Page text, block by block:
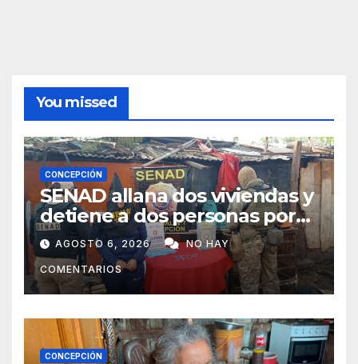
You missed
CONCEPCIÓN
SENAD allana dos viviendas y
detiene a dos personas por
presunto microtráfico en
Concepción
AGOSTO 6, 2026 NO HAY
COMENTARIOS
CONCEPCIÓN